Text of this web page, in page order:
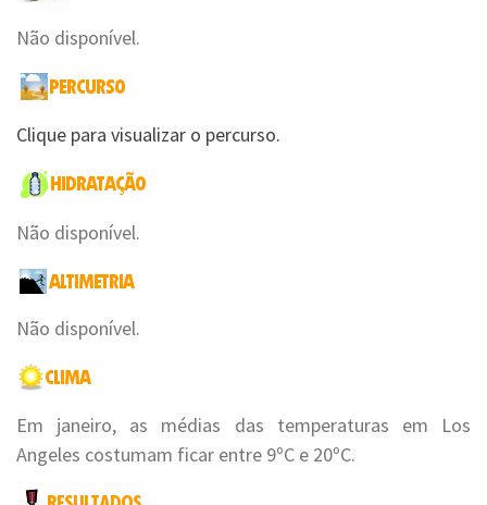
Não disponível.
Clique para visualizar o percurso.
Não disponível.
Não disponível.
Em janeiro, as médias das temperaturas em Los
Angeles costumam ficar entre 9ºC e 20ºC.